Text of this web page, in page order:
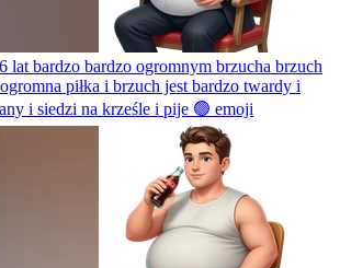
lat bardzo bardzo ogromnym brzucha brzuch
piłka i brzuch jest bardzo twardy i
i siedzi na krześle i pije 🟢 emoji